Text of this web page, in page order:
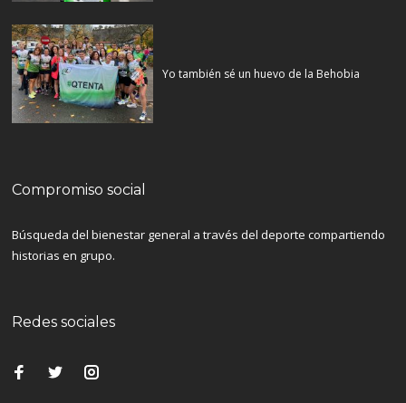
Yo también sé un huevo de la Behobia
Compromiso social
Búsqueda del bienestar general a través del deporte compartiendo
historias en grupo.
Redes sociales